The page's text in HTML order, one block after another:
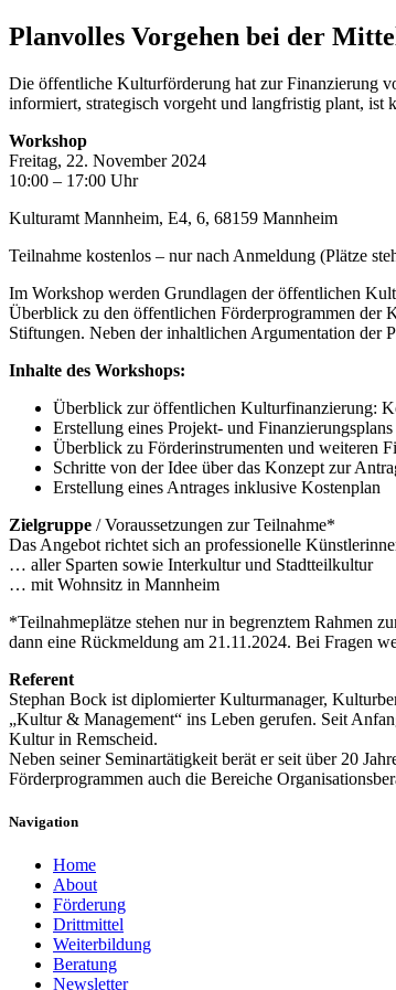
Planvolles Vorgehen bei der
Die öffentliche Kulturförderung hat zur Finanzierung
informiert, strategisch vorgeht und langfristig plant, ist
Workshop
Freitag, 22. November 2024
10:00 – 17:00 Uhr
Kulturamt Mannheim, E4, 6, 68159 Mannheim
Teilnahme kostenlos – nur nach Anmeldung (Plätze
Im Workshop werden Grundlagen der öffentlichen
Überblick zu den öffentlichen Förderprogrammen der
Stiftungen. Neben der inhaltlichen Argumentation der
Inhalte des Workshops:
Überblick zur öffentlichen Kulturfinanzierung:
Erstellung eines Projekt- und Finanzierungsplans
Überblick zu Förderinstrumenten und weiteren
Schritte von der Idee über das Konzept zur
Erstellung eines Antrages inklusive Kostenplan
Zielgruppe / Voraussetzungen zur Teilnahme*
Das Angebot richtet sich an professionelle
… aller Sparten sowie Interkultur und Stadtteilkultur
… mit Wohnsitz in Mannheim
*Teilnahmeplätze stehen nur in begrenztem Rahmen
dann eine Rückmeldung am 21.11.2024. Bei Fragen
Referent
Stephan Bock ist diplomierter Kulturmanager,
„Kultur & Management“ ins Leben gerufen. Seit
Kultur in Remscheid.
Neben seiner Seminartätigkeit berät er seit über 20
Förderprogrammen auch die Bereiche
Navigation
Home
About
Förderung
Drittmittel
Weiterbildung
Beratung
Newsletter